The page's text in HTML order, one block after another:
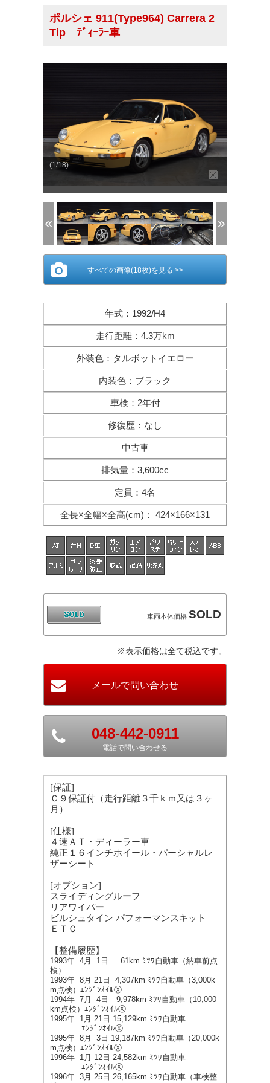
ポルシェ 911(Type964) Carrera 2
Tip ﾃﾞｨｰﾗｰ車
(1/18)
すべての画像(18枚)を見る >>
年式 ： 1992/H4
走行距離： 4.3万km
外装色： タルボットイエロー
内装色 ： ブラック
車検 ： 2年付
修復歴 ： なし
中古車
排気量 ： 3,600cc
定員 ： 4名
全長×全幅×全高(cm) ： 424×166×131
車両本体価格 SOLD
※表示価格は全て税込です。
048-442-0911
電話で問い合わせる
[保証]
Ｃ９保証付（走行距離３千ｋｍ又は３ヶ
月）
[仕様]
４速ＡＴ・ディーラー車
純正１６インチホイール・パーシャルレ
ザーシート
[オプション]
スライディングルーフ
リアワイパー
ビルシュタイン パフォーマンスキット
ＥＴＣ
【整備履歴】
1993年 4月 1日 61km ﾐﾂﾜ自動車（納車前点
検）
1993年 8月 21日 4,307km ﾐﾂﾜ自動車（3,000k
m点検）ｴﾝｼﾞﾝｵｲﾙⓍ
1994年 7月 4日 9,978km ﾐﾂﾜ自動車（10,000
km点検）ｴﾝｼﾞﾝｵｲﾙⓍ
1995年 1月 21日 15,129km ﾐﾂﾜ自動車
ｴﾝｼﾞﾝｵｲﾙⓍ
1995年 8月 3日 19,187km ﾐﾂﾜ自動車（20,000k
m点検）ｴﾝｼﾞﾝｵｲﾙⓍ
1996年 1月 12日 24,582km ﾐﾂﾜ自動車
ｴﾝｼﾞﾝｵｲﾙⓍ
1996年 3月 25日 26,165km ﾐﾂﾜ自動車（車検整